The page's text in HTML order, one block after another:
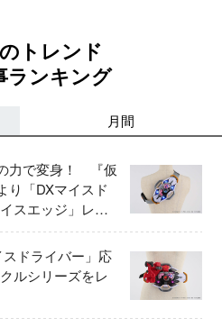
トレンド
ランキング
月間
力で変身！ 『仮
り「DXマイスド
スエッジ」レビ
スドライバー」応
ルシリーズをレ